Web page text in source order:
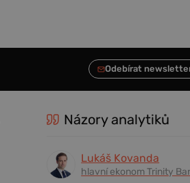
Názory analytiků
Lukáš Kovanda
hlavní ekonom Trinity